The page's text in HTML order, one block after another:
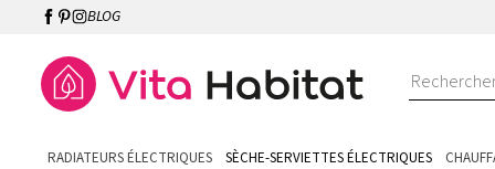
BLOG
RADIATEURS ÉLECTRIQUES SÈCHE-SERVIETTES ÉLECTRIQUES